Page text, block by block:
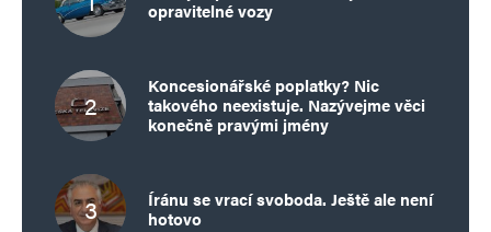
opravitelné vozy
Koncesionářské poplatky? Nic
takového neexistuje. Nazývejme věci
konečně pravými jmény
Íránu se vrací svoboda. Ještě ale není
hotovo